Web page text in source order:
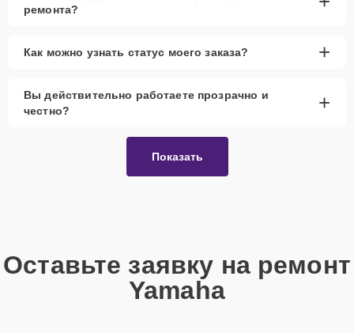
ремонта?
Как можно узнать статус моего заказа? +
Вы действительно работаете прозрачно и
честно?
+
Показать
Оставьте заявку на ремонт
Yamaha